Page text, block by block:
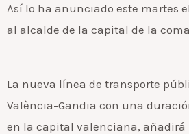
Así lo ha anunciado este martes
al alcalde de la capital de la
La nueva línea de transporte
València-Gandia con una
en la capital valenciana, añadirá